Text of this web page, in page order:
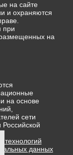
на сайте
и охраняются
при
на
на основе
сети
технологий
данных